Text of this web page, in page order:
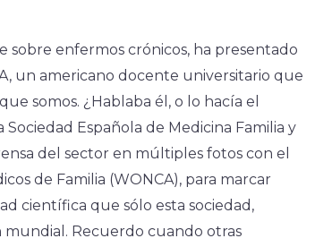
enfermos crónicos, ha presentado
un americano docente universitario que
somos. ¿Hablaba él, o lo hacía el
Española de Medicina Familia y
del sector en múltiples fotos con el
de Familia (WONCA), para marcar
científica que sólo esta sociedad,
mundial. Recuerdo cuando otras